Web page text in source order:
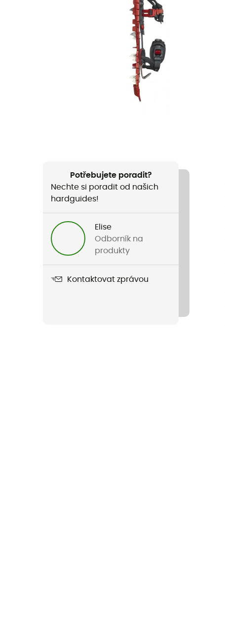
Potřebujete poradit?
Nechte si poradit od našich
hardguides!
Elise
Odborník na
produkty
Kontaktovat zprávou